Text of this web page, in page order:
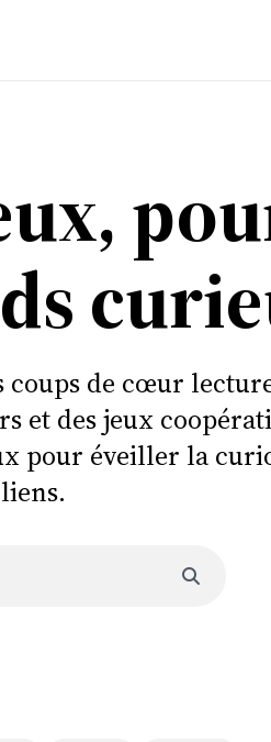
coups de cœur
et des jeux
pour éveiller la